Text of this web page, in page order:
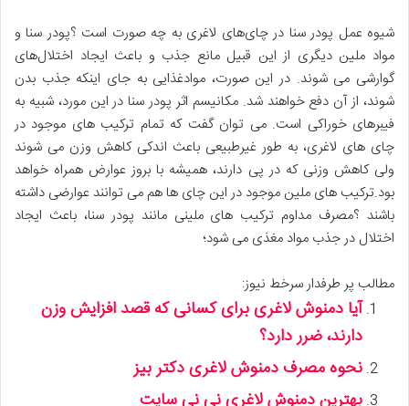
شیوه عمل پودر سنا در چای‌های لاغری به چه صورت است ؟پودر سنا و
مواد ملین دیگری از این قبیل مانع جذب و باعث ایجاد اختلال‌های
گوارشی می شوند. در این صورت، موادغذایی به جای اینکه جذب بدن
شوند، از آن دفع خواهند شد. مکانیسم اثر پودر سنا در این مورد، شبیه به
فیبرهای خوراکی است. می توان گفت که تمام ترکیب های موجود در
چای های لاغری، به طور غیرطبیعی باعث اندکی کاهش وزن می شوند
ولی کاهش وزنی که در پی دارند، همیشه با بروز عوارض همراه خواهد
بود.ترکیب های ملین موجود در این چای ها هم می توانند عوارضی داشته
باشند ؟مصرف مداوم ترکیب های ملینی مانند پودر سنا، باعث ایجاد
اختلال در جذب مواد مغذی می شود؛
مطالب پر طرفدار سرخط نیوز:
آیا دمنوش لاغری برای کسانی که قصد افزایش وزن
دارند، ضرر دارد؟
نحوه مصرف دمنوش لاغری دکتر بیز
بهترین دمنوش لاغری نی نی سایت